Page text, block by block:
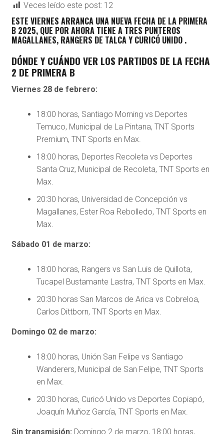
Veces leído este post: 12
ESTE VIERNES ARRANCA UNA NUEVA FECHA DE LA PRIMERA
B2025, QUE POR AHORA TIENE A TRES PUNTEROS
MAGALLANES, RANGERS DE TALCAY CURICÓ UNIDO.
DÓNDE Y CUÁNDO VER LOS PARTIDOS DE LA FECHA
2 DE PRIMERA B
Viernes 28 de febrero:
18:00 horas, Santiago Morning vs Deportes
Temuco, Municipal de La Pintana, TNT Sports
Premium, TNT Sports en Max.
18:00 horas, Deportes Recoleta vs Deportes
Santa Cruz, Municipal de Recoleta, TNT Sports en
Max.
20:30 horas, Universidad de Concepción vs
Magallanes, Ester Roa Rebolledo, TNT Sports en
Max.
Sábado 01 de marzo:
18:00 horas, Rangers vs San Luis de Quillota,
Tucapel Bustamante Lastra, TNT Sports en Max.
20:30 horas San Marcos de Arica vs Cobreloa,
Carlos Dittborn, TNT Sports en Max.
Domingo 02 de marzo:
18:00 horas, Unión San Felipe vs Santiago
Wanderers, Municipal de San Felipe, TNT Sports
en Max.
20:30 horas, Curicó Unido vs Deportes Copiapó,
Joaquín Muñoz García, TNT Sports en Max.
Sin transmisión: Domingo 2 de marzo, 18:00 horas,